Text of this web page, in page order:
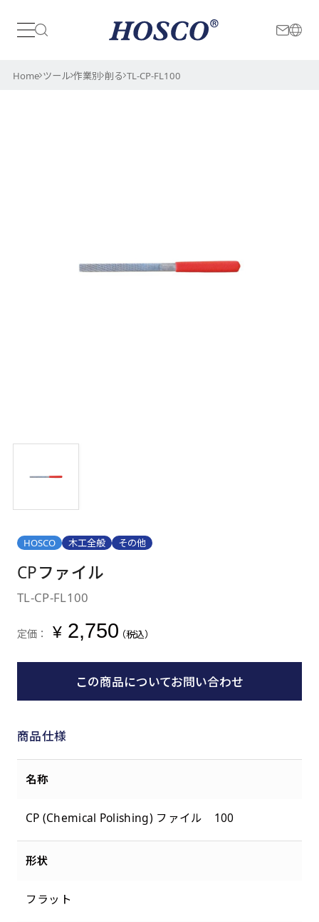
日本
Home ツール 作業別 削る TL-CP-FL100
HOSCO 木工全般 その他
CPファイル
TL-CP-FL100
定価： ¥2,750（税込）
この商品についてお問い合わせ
商品仕様
名称
CP (Chemical Polishing) ファイル 100
形状
フラット